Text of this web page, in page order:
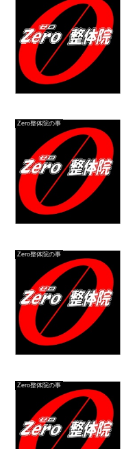
Zero整体院の事
Zero整体院の事
Zero整体院の事